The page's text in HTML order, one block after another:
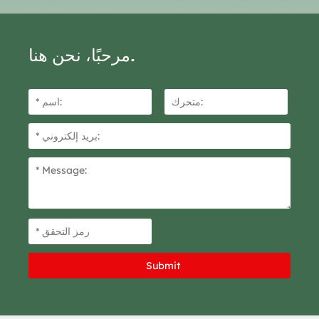
الوظائف. يسمح الإصدار السريع
الوظائف. يسمح الإصدار السريع
مرحبًا، نحن هنا.